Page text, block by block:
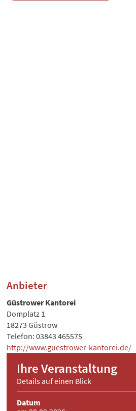
Anbieter
Güstrower Kantorei
Domplatz 1
18273 Güstrow
Telefon: 03843 465575
http://www.guestrower-kantorei.de/
Ihre Veranstaltung
Details auf einen Blick
Datum